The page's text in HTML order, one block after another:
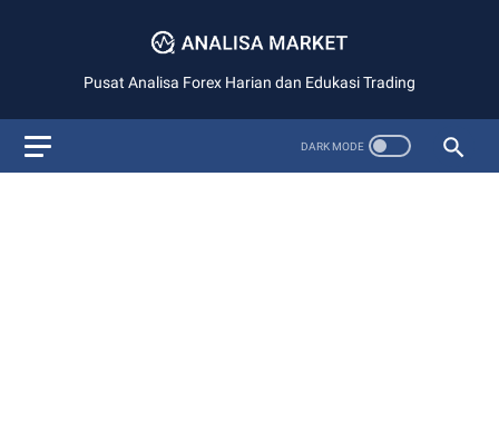
Pusat Analisa Forex Harian dan Edukasi Trading